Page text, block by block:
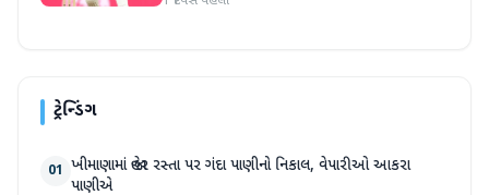
ટ્રેન્ડિંગ
01 ખીમાણામાં જાહેર રસ્તા પર ગંદા પાણીનો નિકાલ, વેપારીઓ આકરા
પાણીએ